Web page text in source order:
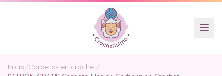
Inicio/Carpetas en crochet/